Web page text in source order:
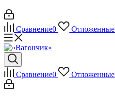
Сравнение0 Отложенные
Сравнение0 Отложенные